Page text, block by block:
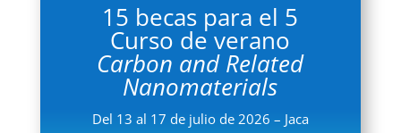
15 becas para el 5
Curso de verano
Carbon and Related
Nanomaterials
Del 13 al 17 de julio de 2026 – Jaca